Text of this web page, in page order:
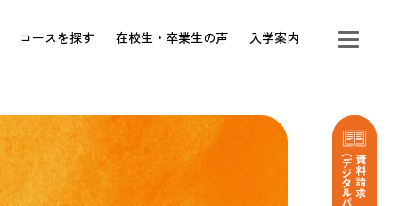
コースを探す 在校生・卒業生の声 入学案内